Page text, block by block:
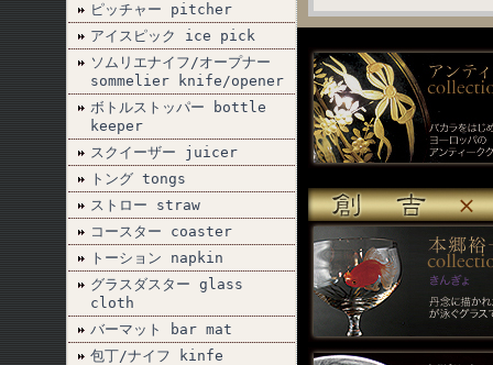
ピッチャー pitcher
アイスピック ice pick
ソムリエナイフ/オープナー
sommelier knife/opener
ボトルストッパー bottle
keeper
スクイーザー juicer
トング tongs
ストロー straw
コースター coaster
トーション napkin
グラスダスター glass
cloth
バーマット bar mat
包丁/ナイフ kinfe